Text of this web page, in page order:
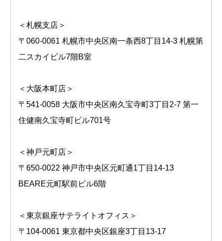
＜札幌支店＞
〒060-0061 札幌市中央区南一条西8丁目14-3 札幌第
二スカイビル7階B室
＜大阪本町店＞
〒541-0058 大阪市中央区南久宝寺町3丁目2-7 第一
住健南久宝寺町ビル701号
＜神戸元町店＞
〒650-0022 神戸市中央区元町通1丁目14-13
BEARE元町駅前ビル6階
＜東京銀座サテライトオフィス＞
〒104-0061 東京都中央区銀座3丁目13-17